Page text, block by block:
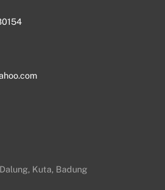
Kuta, Badung